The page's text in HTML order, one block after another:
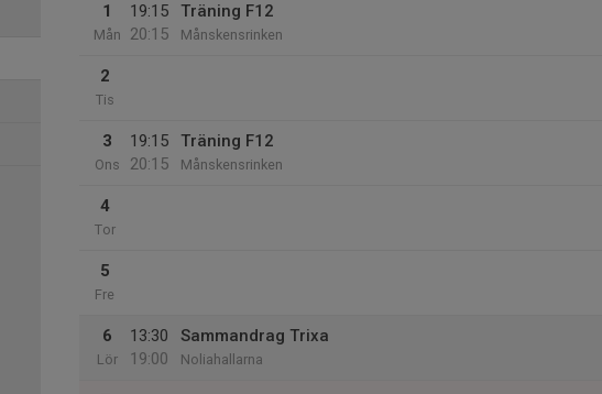
1
Mån
19:15
20:15
Träning F12
Månskensrinken
2
Tis
3
Ons
19:15
20:15
Träning F12
Månskensrinken
4
Tor
5
Fre
6
Lör
13:30
19:00
Sammandrag Trixa
Noliahallarna